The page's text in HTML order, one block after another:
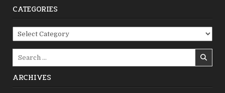
CATEGORIES
Categories
ARCHIVES